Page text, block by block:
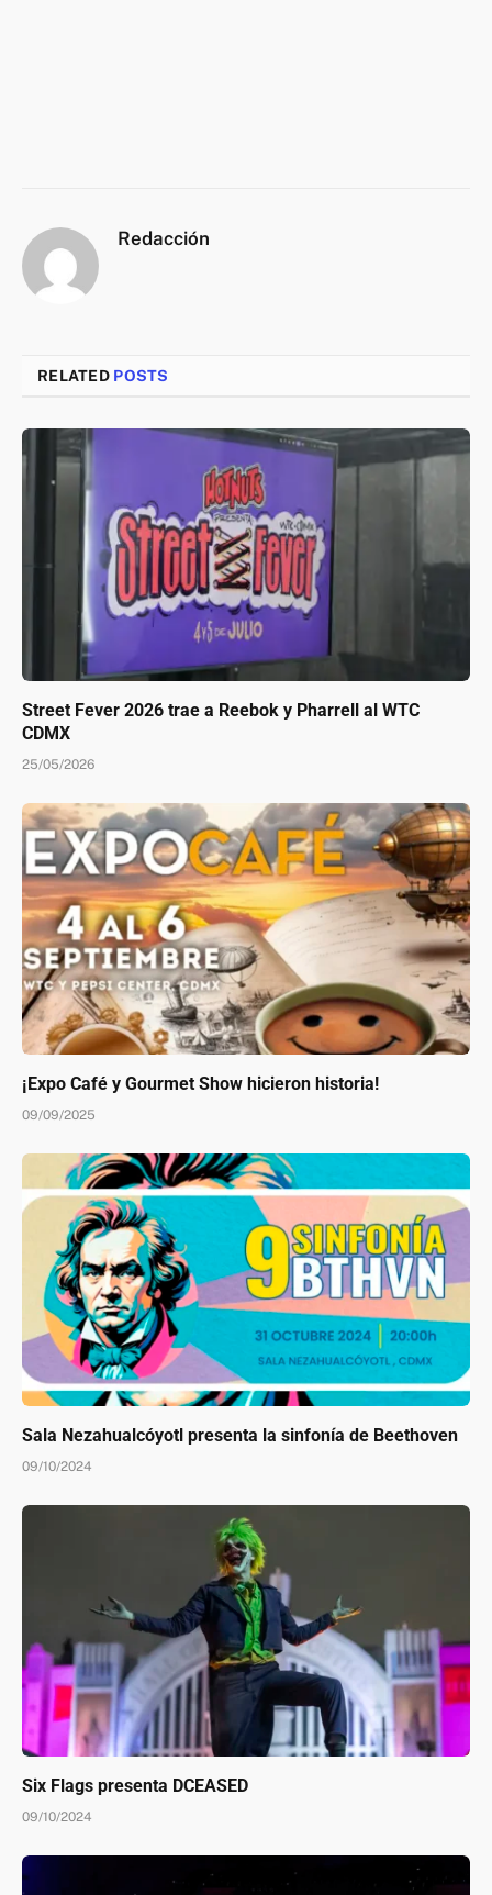
Redacción
RELATED POSTS
Street Fever 2026 trae a Reebok y Pharrell al WTC
CDMX
25/05/2026
¡Expo Café y Gourmet Show hicieron historia!
09/09/2025
Sala Nezahualcóyotl presenta la sinfonía de Beethoven
09/10/2024
Six Flags presenta DCEASED
09/10/2024